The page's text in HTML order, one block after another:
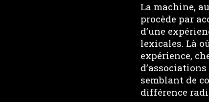
La machine,
procède par
d’une
lexicales. Là
expérience,
semblant de
différence